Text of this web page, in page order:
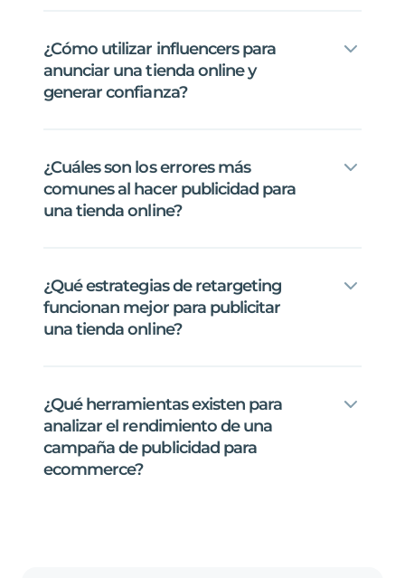
¿Cómo utilizar influencers para
anunciar una tiendaonliney
generarconfianza?
¿Cuálesson los errores más
comunesal hacer publicidad para
unatienda online?
¿Quéestrategiasde retargeting
funcionan mejor para publicitar
unatienda online?
¿Qué herramientasexisten para
analizarel rendimientode una
campañade publicidad para
ecommerce?